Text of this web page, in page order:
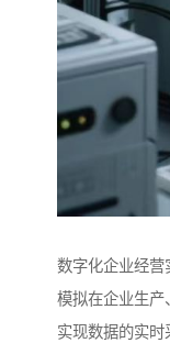
数字化企业经营
模拟在企业生产
实现数据的实时